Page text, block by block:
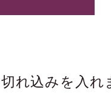
れ込みを入れ